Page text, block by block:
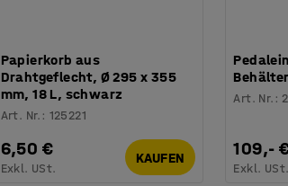
Papierkorb aus
Drahtgeflecht, Ø 295 x 355
mm, 18 L, schwarz
Art. Nr. : 125221
6,50 €
Exkl. USt.
KAUFEN
Art. Nr. :
109,-
Exkl.